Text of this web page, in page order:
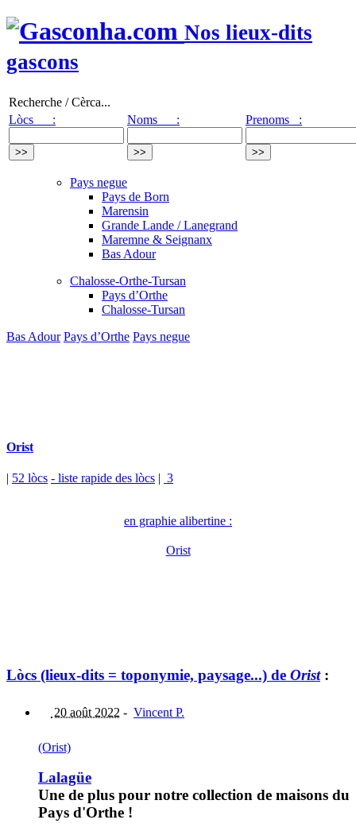
Nos lieux-dits
gascons
Recherche / Cèrca...
Lòcs :
Noms : Prenoms :
Pays negue
Pays de Born
Marensin
Grande Lande / Lanegrand
Maremne & Seignanx
Bas Adour
Chalosse-Orthe-Tursan
Pays d’Orthe
Chalosse-Tursan
Bas Adour Pays d’Orthe Pays negue
Orist
| 52 lòcs - liste rapide des lòcs | 3
en graphie alibertine :
Orist
Lòcs (lieux-dits = toponymie, paysage...) de Orist:
20 août 2022 - Vincent P.
(Orist)
Lalagüe
Une de plus pour notre collection de maisons du
Pays d'Orthe !